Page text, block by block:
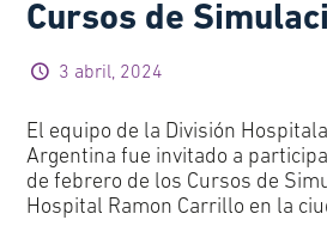
Cursos de
3 abril, 2024
El equipo de la División
Argentina fue invitado a
de febrero de los Cursos de
Hospital Ramon Carrillo en la